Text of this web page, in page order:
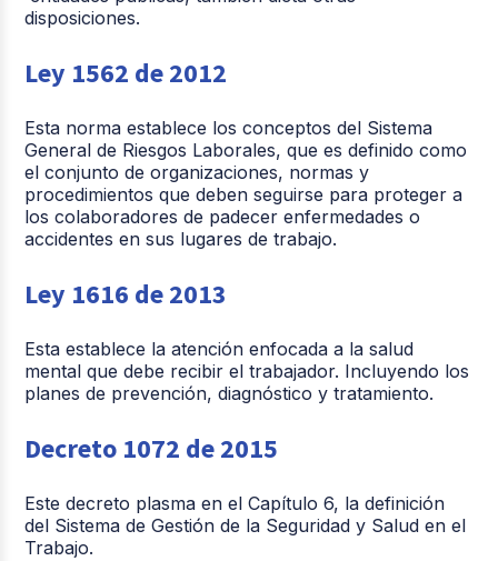
disposiciones.
Ley 1562 de 2012
Esta norma establece los conceptos del Sistema
General de Riesgos Laborales, que es definido como
el conjunto de organizaciones, normas y
procedimientos que deben seguirse para proteger a
los colaboradores de padecer enfermedades o
accidentes en sus lugares de trabajo.
Ley 1616 de 2013
Esta establece la atención enfocada a la salud
mental que debe recibir el trabajador. Incluyendo los
planes de prevención, diagnóstico y tratamiento.
Decreto 1072 de 2015
Este decreto plasma en el Capítulo 6, la definición
del Sistema de Gestión de la Seguridad y Salud en el
Trabajo.